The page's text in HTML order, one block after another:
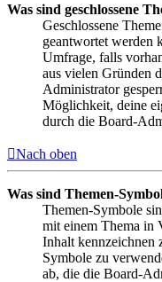
Was sind geschlossene
Geschlossene
geantwortet werden
Umfrage, falls
aus vielen Gründen
Administrator
Möglichkeit, deine
durch die Board-
Nach oben
Was sind Themen-
Themen-Symbole
mit einem Thema in
Inhalt kennzeichnen
Symbole zu
ab, die die Board-